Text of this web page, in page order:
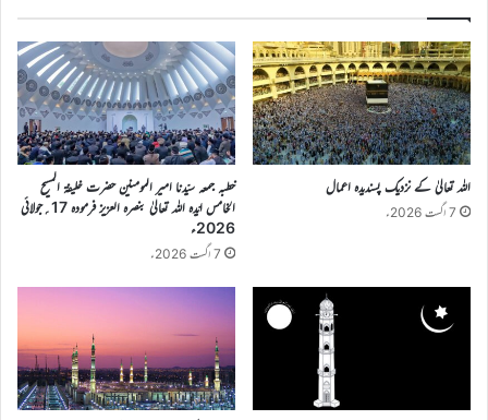
اللہ تعالیٰ کے نزدیک پسندیدہ اعمال
7 اگست 2026ء
خطبہ جمعہ سیّدنا امیر المومنین حضرت خلیفۃ المسیح
الخامس ایّدہ اللہ تعالیٰ بنصرہ العزیز فرمودہ 17؍جولائی
2026ء
7 اگست 2026ء